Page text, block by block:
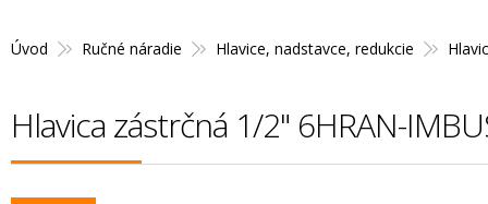
Úvod Ručné náradie Hlavice, nadstavce, redukcie
Hlavica zástrčná 1/2" 6HRAN-